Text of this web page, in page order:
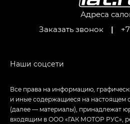
Джи Икс ПРЕМИУМ — GX
Empow — Эмпау (Empow)
Адреса
Заказать звонок
|
Все права на информацию,
и иные содержащиеся на настоящем
(далее — материалы), принадлежат
входящим в ООО «ГАК МОТОР РУС»,